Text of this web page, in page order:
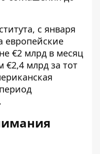
с января
европейские
€2 млрд в месяц
млрд за тот